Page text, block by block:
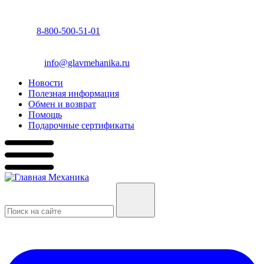
8-800-500-51-01
info@glavmehanika.ru
Новости
Полезная информация
Обмен и возврат
Помощь
Подарочные сертификаты